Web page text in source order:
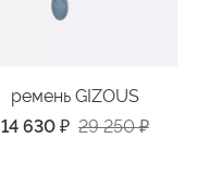
ремень GIZOUS
14 630 ₽ 29 250₽